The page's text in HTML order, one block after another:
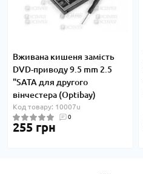
Вживана кишеня замість
DVD-приводу 9.5 mm 2.5
"SATA для другого
вінчестера (Optibay)
Код товару: 10007u
0
255 грн